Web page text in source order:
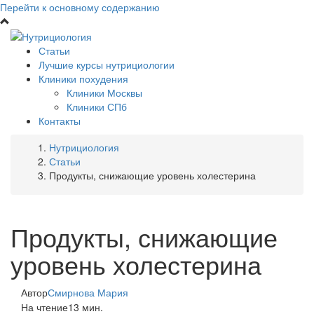
Перейти к основному содержанию
Статьи
Лучшие курсы нутрициологии
Клиники похудения
Клиники Москвы
Клиники СПб
Контакты
Нутрициология
Статьи
Продукты, снижающие уровень холестерина
Продукты, снижающие
уровень холестерина
АвторСмирнова Мария
На чтение13 мин.